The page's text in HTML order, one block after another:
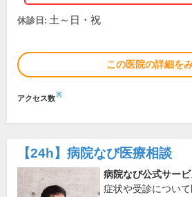
休診日: 土～日・祝
この医院の詳細を
アクセス数※
【24h】 病院なび医療相談
病院なび公式サービ
症状や受診につい